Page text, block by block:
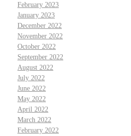
February 2023
January 2023
December 2022
November 2022
October 2022
September 2022
August 2022
July 2022
June 2022
May 2022
April 2022
March 2022
February 2022